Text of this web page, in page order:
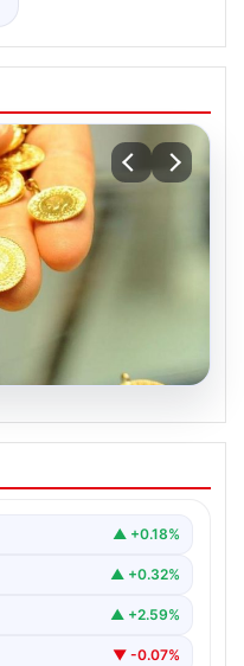
2026: Altın
çeyrek,
▲ +0.18%
▲ +0.32%
▲ +2.59%
▼ -0.07%